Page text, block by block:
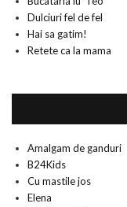
Dulciuri fel de fel
Hai sa gatim!
Retete ca la mama
Amalgam de ganduri
B24Kids
Cu mastile jos
Elena